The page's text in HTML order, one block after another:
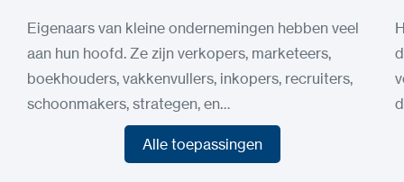
Eigenaars van kleine ondernemingen hebben veel
aan hun hoofd. Ze zijn verkopers, marketeers,
boekhouders, vakkenvullers, inkopers, recruiters,
schoonmakers, strategen, en…
Alle toepassingen